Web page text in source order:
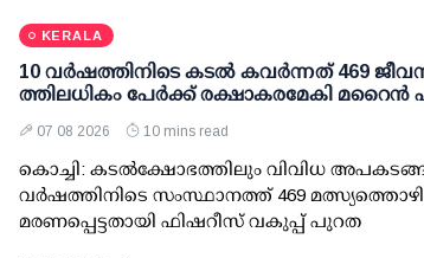
KERALA
10 വര്‍ഷത്തിനിടെ കടല്‍ കവര്‍ന്നത് 469
ത്തിലധികം പേര്‍ക്ക് രക്ഷാകരമേകി മറൈന്‍
07 08 2026 10 mins read
കൊച്ചി: കടല്‍ക്ഷോഭത്തിലും വിവിധ
വര്‍ഷത്തിനിടെ സംസ്ഥാനത്ത് 469
മരണപ്പെട്ടതായി ഫിഷറീസ് വകുപ്പ് പുറത